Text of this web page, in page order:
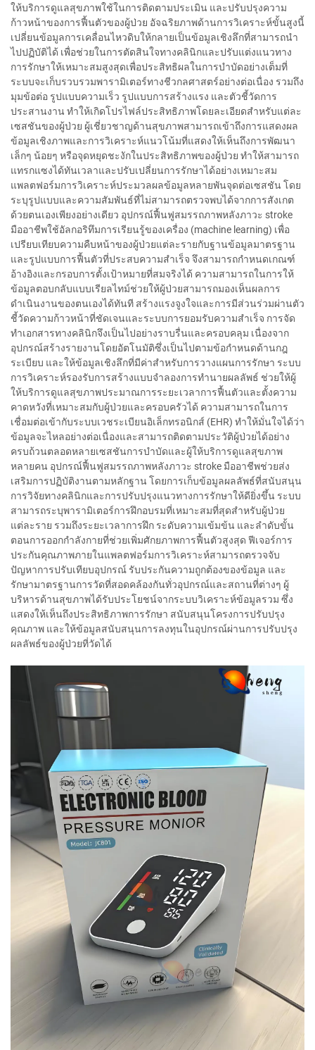
ให้บริการดูแลสุขภาพใช้ในการติดตามประเมิน และปรับปรุงความ
ก้าวหน้าของการฟื้นตัวของผู้ป่วย อัจฉริยภาพด้านการวิเคราะห์ขั้นสูงนี้
เปลี่ยนข้อมูลการเคลื่อนไหวดิบให้กลายเป็นข้อมูลเชิงลึกที่สามารถนำ
ไปปฏิบัติได้ เพื่อช่วยในการตัดสินใจทางคลินิกและปรับแต่งแนวทาง
การรักษาให้เหมาะสมสูงสุดเพื่อประสิทธิผลในการบำบัดอย่างเต็มที่
ระบบจะเก็บรวบรวมพารามิเตอร์ทางชีวกลศาสตร์อย่างต่อเนื่อง รวมถึง
มุมข้อต่อ รูปแบบความเร็ว รูปแบบการสร้างแรง และตัวชี้วัดการ
ประสานงาน ทำให้เกิดโปรไฟล์ประสิทธิภาพโดยละเอียดสำหรับแต่ละ
เซสชันของผู้ป่วย ผู้เชี่ยวชาญด้านสุขภาพสามารถเข้าถึงการแสดงผล
ข้อมูลเชิงภาพและการวิเคราะห์แนวโน้มที่แสดงให้เห็นถึงการพัฒนา
เล็กๆ น้อยๆ หรือจุดหยุดชะงักในประสิทธิภาพของผู้ป่วย ทำให้สามารถ
แทรกแซงได้ทันเวลาและปรับเปลี่ยนการรักษาได้อย่างเหมาะสม
แพลตฟอร์มการวิเคราะห์ประมวลผลข้อมูลหลายพันจุดต่อเซสชัน โดย
ระบุรูปแบบและความสัมพันธ์ที่ไม่สามารถตรวจพบได้จากการสังเกต
ด้วยตนเองเพียงอย่างเดียว อุปกรณ์ฟื้นฟูสมรรถภาพหลังภาวะ stroke
มืออาชีพใช้อัลกอริทึมการเรียนรู้ของเครื่อง (machine learning) เพื่อ
เปรียบเทียบความคืบหน้าของผู้ป่วยแต่ละรายกับฐานข้อมูลมาตรฐาน
และรูปแบบการฟื้นตัวที่ประสบความสำเร็จ จึงสามารถกำหนดเกณฑ์
อ้างอิงและกรอบการตั้งเป้าหมายที่สมจริงได้ ความสามารถในการให้
ข้อมูลตอบกลับแบบเรียลไทม์ช่วยให้ผู้ป่วยสามารถมองเห็นผลการ
ดำเนินงานของตนเองได้ทันที สร้างแรงจูงใจและการมีส่วนร่วมผ่านตัว
ชี้วัดความก้าวหน้าที่ชัดเจนและระบบการยอมรับความสำเร็จ การจัด
ทำเอกสารทางคลินิกจึงเป็นไปอย่างราบรื่นและครอบคลุม เนื่องจาก
อุปกรณ์สร้างรายงานโดยอัตโนมัติซึ่งเป็นไปตามข้อกำหนดด้านกฎ
ระเบียบ และให้ข้อมูลเชิงลึกที่มีค่าสำหรับการวางแผนการรักษา ระบบ
การวิเคราะห์รองรับการสร้างแบบจำลองการทำนายผลลัพธ์ ช่วยให้ผู้
ให้บริการดูแลสุขภาพประมาณการระยะเวลาการฟื้นตัวและตั้งความ
คาดหวังที่เหมาะสมกับผู้ป่วยและครอบครัวได้ ความสามารถในการ
เชื่อมต่อเข้ากับระบบเวชระเบียนอิเล็กทรอนิกส์ (EHR) ทำให้มั่นใจได้ว่า
ข้อมูลจะไหลอย่างต่อเนื่องและสามารถติดตามประวัติผู้ป่วยได้อย่าง
ครบถ้วนตลอดหลายเซสชันการบำบัดและผู้ให้บริการดูแลสุขภาพ
หลายคน อุปกรณ์ฟื้นฟูสมรรถภาพหลังภาวะ stroke มืออาชีพช่วยส่ง
เสริมการปฏิบัติงานตามหลักฐาน โดยการเก็บข้อมูลผลลัพธ์ที่สนับสนุน
การวิจัยทางคลินิกและการปรับปรุงแนวทางการรักษาให้ดียิ่งขึ้น ระบบ
สามารถระบุพารามิเตอร์การฝึกอบรมที่เหมาะสมที่สุดสำหรับผู้ป่วย
แต่ละราย รวมถึงระยะเวลาการฝึก ระดับความเข้มข้น และลำดับขั้น
ตอนการออกกำลังกายที่ช่วยเพิ่มศักยภาพการฟื้นตัวสูงสุด ฟีเจอร์การ
ประกันคุณภาพภายในแพลตฟอร์มการวิเคราะห์สามารถตรวจจับ
ปัญหาการปรับเทียบอุปกรณ์ รับประกันความถูกต้องของข้อมูล และ
รักษามาตรฐานการวัดที่สอดคล้องกันทั่วอุปกรณ์และสถานที่ต่างๆ ผู้
บริหารด้านสุขภาพได้รับประโยชน์จากระบบวิเคราะห์ข้อมูลรวม ซึ่ง
แสดงให้เห็นถึงประสิทธิภาพการรักษา สนับสนุนโครงการปรับปรุง
คุณภาพ และให้ข้อมูลสนับสนุนการลงทุนในอุปกรณ์ผ่านการปรับปรุง
ผลลัพธ์ของผู้ป่วยที่วัดได้